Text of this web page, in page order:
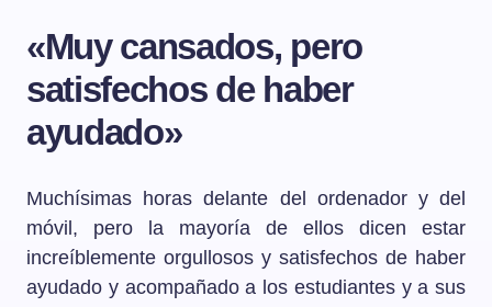
«Muy cansados, pero
satisfechos de haber
ayudado»
Muchísimas horas delante del ordenador y del
móvil, pero la mayoría de ellos dicen estar
increíblemente orgullosos y satisfechos de haber
ayudado y acompañado a los estudiantes y a sus